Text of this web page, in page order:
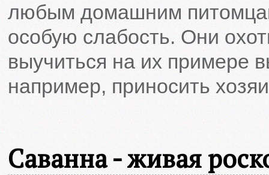
любым домашним
особую слабость. Они
выучиться на их примере
например, приносить
Саванна - живая